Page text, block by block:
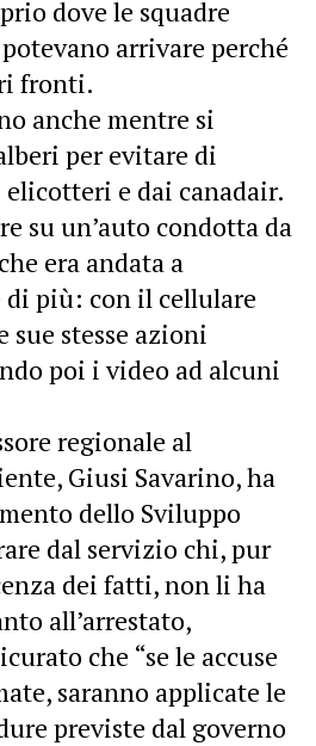
dove le squadre
arrivare perché
fronti.
anche mentre si
per evitare di
elicotteri e dai canadair.
su un’auto condotta da
era andata a
di più: con il cellulare
sue stesse azioni
poi i video ad alcuni
regionale al
Giusi Savarino, ha
dello Sviluppo
dal servizio chi, pur
dei fatti, non li ha
all’arrestato,
che “se le accuse
saranno applicate le
previste dal governo